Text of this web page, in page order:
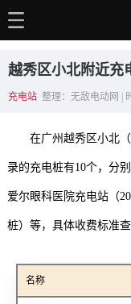
电动百科
选车推荐
充电站
销量榜
越秀区小北附近充
充电站 整理：无敌电动网 |
在广州越秀区小北
录的充电桩有10个，分
爱尔眼科医院充电站（
桩）等，具体收费标准查
名称